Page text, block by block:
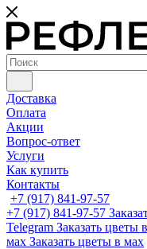
Доставка
Оплата
Акции
Вопрос-ответ
Услуги
Как купить
Контакты
+7 (917) 841-97-57
+7 (917) 841-97-57
Telegram Заказать цветы
мах Заказать цветы в мах